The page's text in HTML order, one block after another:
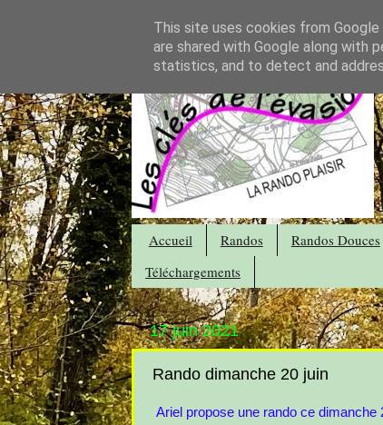
Accueil Randos Randos Douces
Téléchargements
17 juin 2021
Rando dimanche 20 juin
Ariel propose une rando ce
This site uses cookies from
are shared with Google along with
statistics, and to detect and